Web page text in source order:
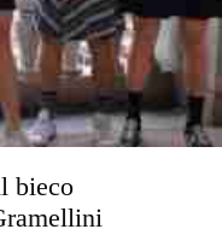
bieco